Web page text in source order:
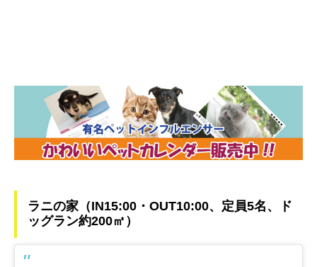
ラニの家（IN15:00・OUT10:00、定員5名、ド
ッグラン約200㎡）